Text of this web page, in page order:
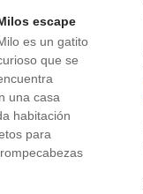
escape
es un gatito
que se
una casa
habitación
para